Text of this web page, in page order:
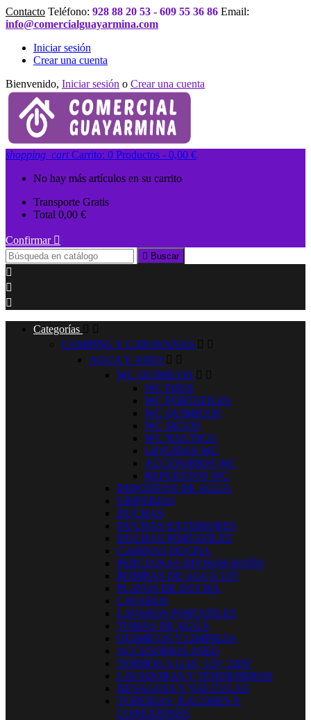
Contacto Teléfono: 928 88 20 53 - 609 55 36 86 Email:
info@comercialguayarmina.com
Iniciar sesión
Crear una cuenta
Bienvenido, Iniciar sesión o Crear una cuenta
shopping_cart Carrito: 0 Productos - 0,00 €
No hay más artículos en su carrito
Transporte Gratis
Total 0,00 €
Confirmar 
 Buscar



Categorías  
CAMPING Y CARAVANAS  
AGUA Y ASEO  
WC QUIMICOS  
WC FIJOS
WC PORTATILES
WC QUIMICOS
WC SECOS
WC NAUTICO
LIQUIDOS WC
ACCESORIOS WC
REPUESTOS WC
DEPOSITOS DE AGUA
GRIFERIAS
DUCHAS
DUCHAS EXTERIORES
DUCHAS PORTATILES
CABINAS DUCHA
PERCIANAS DIVISOR BAÑO
BOMBAS DE AGUA 12V
PLATOS DE DUCHA
LAVABOS
LAVABOS PORTATILES
TOMAS DE AGUA
QUIMICOS Y LIMPIEZA
ACCESORIOS ASEO
TERMOS A GAS, 12V, 220V
LAVADORAS Y TENDEDEROS
DESAGUES Y VALVULAS
TUBERIAS, RACORES Y
CONEXIONES